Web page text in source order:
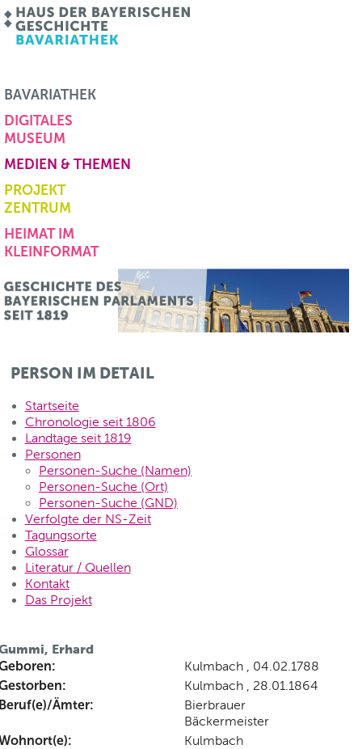
BAVARIATHEK
DIGITALES
MUSEUM
MEDIEN & THEMEN
PROJEKT
ZENTRUM
HEIMAT IM
KLEINFORMAT
PERSON IM DETAIL
Startseite
Chronologie seit 1806
Landtage seit 1819
Personen
Personen-Suche (Namen)
Personen-Suche (Ort)
Personen-Suche (GND)
Verfolgte der NS-Zeit
Tagungsorte
Glossar
Literatur / Quellen
Kontakt
Das Projekt
Erhard
Kulmbach , 04.02.1788
Kulmbach , 28.01.1864
Ämter:
Bierbrauer
Bäckermeister
Kulmbach